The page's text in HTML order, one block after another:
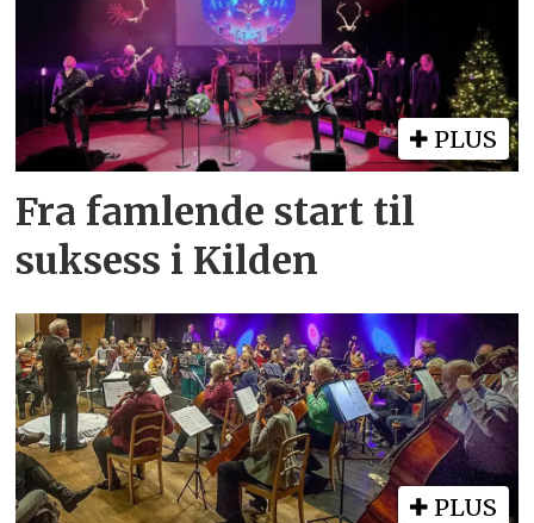
PLUS
Fra famlende start til
suksess i Kilden
PLUS